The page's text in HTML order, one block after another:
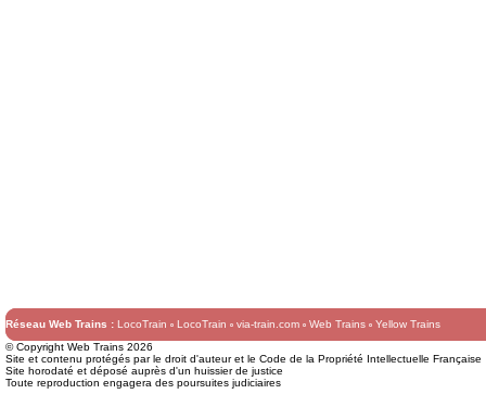
Réseau Web Trains : LocoTrain LocoTrain via-train.com Web Trains
Yellow Trains
© Copyright Web Trains 2026
Site et contenu protégés par le droit d'auteur et le Code de la Propriété Intellectuelle Française
Site horodaté et déposé auprès d'un huissier de justice
Toute reproduction engagera des poursuites judiciaires